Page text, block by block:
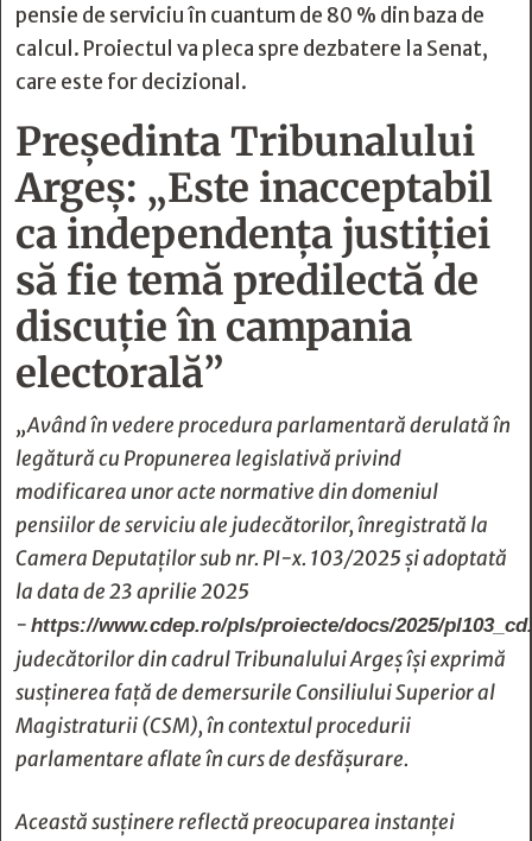
pensie de serviciu în cuantum de 80 % din baza de
calcul. Proiectul va pleca spre dezbatere la Senat,
care este for decizional.
Președinta Tribunalului
Argeș: „Este inacceptabil
ca independența justiției
să fie temă predilectă de
discuție în campania
electorală”
„Având în vedere procedura parlamentară derulată în
legătură cu Propunerea legislativă privind
modificarea unor acte normative din domeniul
pensiilor de serviciu ale judecătorilor, înregistrată la
Camera Deputaților sub nr. PI-x. 103/2025 și adoptată
la data de 23 aprilie 2025
- https://www.cdep.ro/pls/proiecte/docs/2025/
judecătorilor din cadrul Tribunalului Argeș își exprimă
susținerea față de demersurile Consiliului Superior al
Magistraturii (CSM), în contextul procedurii
parlamentare aflate în curs de desfășurare.
Această susținere reflectă preocuparea instanței